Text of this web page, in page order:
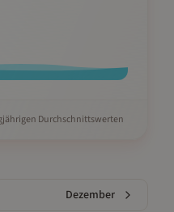
Durchschnittswerten
Dezember